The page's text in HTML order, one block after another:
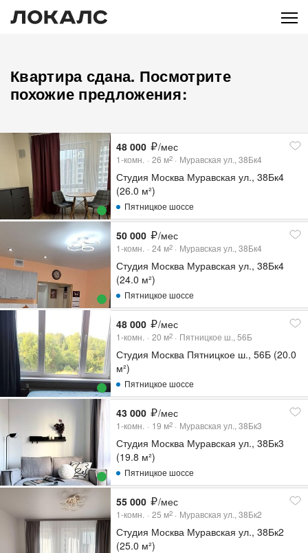
Квартира сдана. Посмотрите
похожие предложения:
48 000 /мес
1-комн. 26 м2 Муравская ул., 38Бк4
Студия Москва Муравская ул., 38Бк4
(26.0 м²)
Пятницкое шоссе
50 000 /мес
1-комн. 24 м2 Муравская ул., 38Бк4
Студия Москва Муравская ул., 38Бк4
(24.0 м²)
Пятницкое шоссе
48 000 /мес
1-комн. 20 м2 Пятницкое ш., 56Б
Студия Москва Пятницкое ш., 56Б (20.0
м²)
Пятницкое шоссе
43 000 /мес
1-комн. 19 м2 Муравская ул., 38Бк3
Студия Москва Муравская ул., 38Бк3
(19.8 м²)
Пятницкое шоссе
55 000 /мес
1-комн. 25 м2 Муравская ул., 38Бк2
Студия Москва Муравская ул., 38Бк2
(25.0 м²)